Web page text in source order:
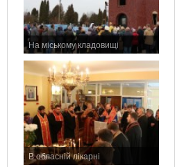
На міському кладовищі
В обласній лікарні